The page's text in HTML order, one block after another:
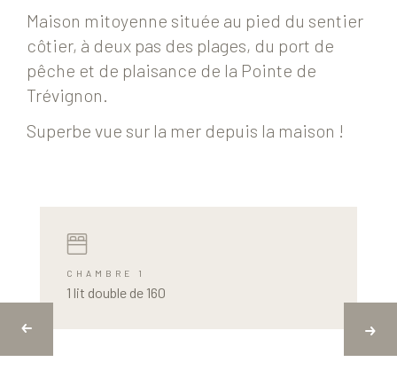
Maison mitoyenne située au pied du sentier
côtier, à deux pas des plages, du port de
pêche et de plaisance de la Pointe de
Trévignon.
Superbe vue sur la mer depuis la maison !
CHAMBRE 1
1 lit double de 160